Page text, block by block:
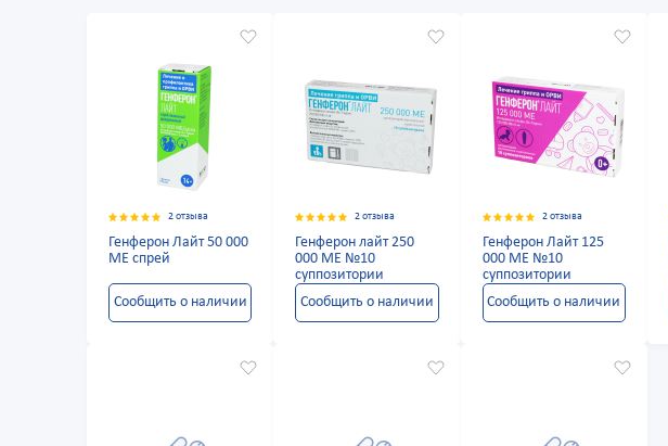
2 отзыва
Генферон Лайт 50 000
МЕ спрей
Сообщить о наличии
2 отзыва
Генферон лайт 250
000 МЕ №10
суппозитории
Сообщить о наличии
2 отзыва
Генферон Лайт 125
000 МЕ №10
суппозитории
Сообщить о наличии